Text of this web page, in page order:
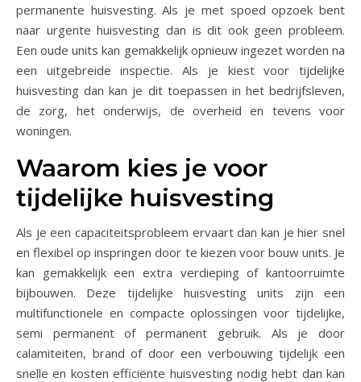
permanente huisvesting. Als je met spoed opzoek bent
naar urgente huisvesting dan is dit ook geen probleem.
Een oude units kan gemakkelijk opnieuw ingezet worden na
een uitgebreide inspectie. Als je kiest voor tijdelijke
huisvesting dan kan je dit toepassen in het bedrijfsleven,
de zorg, het onderwijs, de overheid en tevens voor
woningen.
Waarom kies je voor
tijdelijke huisvesting
Als je een capaciteitsprobleem ervaart dan kan je hier snel
en flexibel op inspringen door te kiezen voor bouw units. Je
kan gemakkelijk een extra verdieping of kantoorruimte
bijbouwen. Deze tijdelijke huisvesting units zijn een
multifunctionele en compacte oplossingen voor tijdelijke,
semi permanent of permanent gebruik. Als je door
calamiteiten, brand of door een verbouwing tijdelijk een
snelle en kosten efficiënte huisvesting nodig hebt dan kan